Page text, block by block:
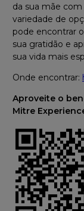
da sua mãe
variedade de
pode encontrar
sua gratidão e
sua vida mais
Onde encontrar:
Aproveite o
Mitre